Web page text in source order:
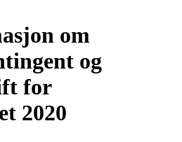
om
og
for
2020